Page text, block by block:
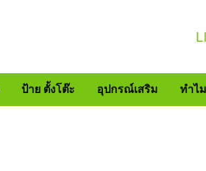
ป้าย ตั้งโต๊ะ อุปกรณ์เสริม ทำไ